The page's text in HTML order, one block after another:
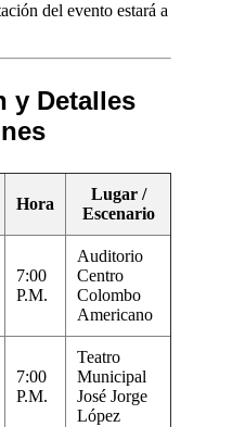
del evento estará a
y Detalles
Hora
Lugar /
Escenario
7:00
P.M.
Auditorio
Centro
Colombo
Americano
7:00
P.M.
Teatro
Municipal
José Jorge
López